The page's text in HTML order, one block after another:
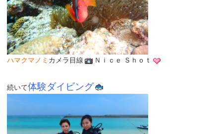
ハマクマノミ カメラ目線 Ｎｉｃｅ Ｓｈｏｔ
続いて体験ダイビング